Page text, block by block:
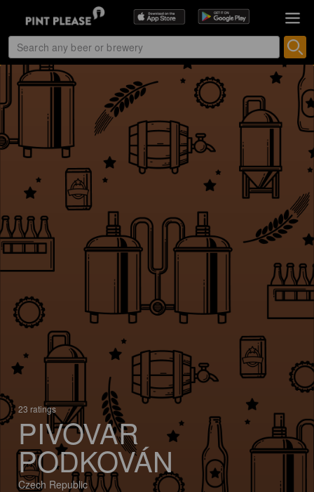
23 ratings
PIVOVAR
PODKOVÁN
Czech Republic